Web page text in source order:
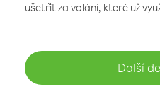
ušetřit za volání, které už
Další